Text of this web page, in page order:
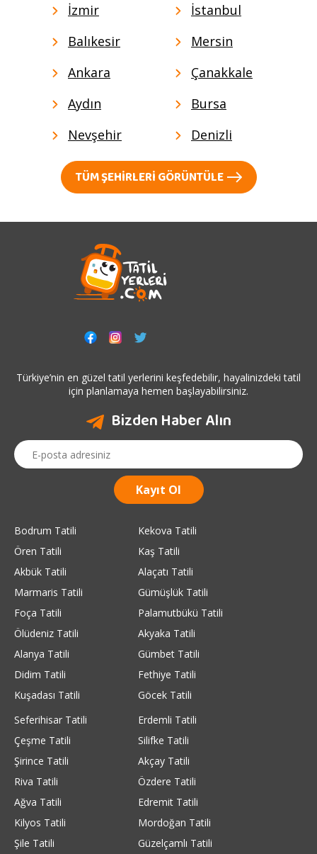
İzmir
İstanbul
Balıkesir
Mersin
Ankara
Çanakkale
Aydın
Bursa
Nevşehir
Denizli
TÜM ŞEHIRLERI GÖRÜNTÜLE
Türkiye’nin en güzel tatil yerlerini keşfedebilir, hayalinizdeki tatil
için planlamaya hemen başlayabilirsiniz.
Bizden Haber Alın
Bodrum Tatili
Ören Tatili
Akbük Tatili
Marmaris Tatili
Foça Tatili
Ölüdeniz Tatili
Alanya Tatili
Didim Tatili
Kuşadası Tatili
Kekova Tatili
Kaş Tatili
Alaçatı Tatili
Gümüşlük Tatili
Palamutbükü Tatili
Akyaka Tatili
Gümbet Tatili
Fethiye Tatili
Göcek Tatili
Seferihisar Tatili
Çeşme Tatili
Şirince Tatili
Riva Tatili
Ağva Tatili
Kilyos Tatili
Şile Tatili
Erdemli Tatili
Silifke Tatili
Akçay Tatili
Özdere Tatili
Edremit Tatili
Mordoğan Tatili
Güzelçamlı Tatili